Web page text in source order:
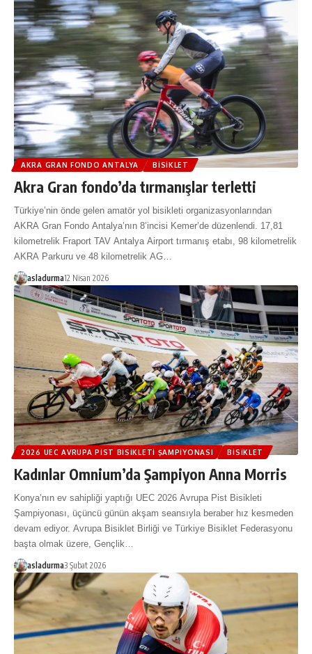
AKRA GRAN FONDO ANTALYA BISIKLET
Akra Gran fondo’da tırmanışlar terletti
Türkiye’nin önde gelen amatör yol bisikleti organizasyonlarından
AKRA Gran Fondo Antalya’nın 8’incisi Kemer’de düzenlendi. 17,81
kilometrelik Fraport TAV Antalya Airport tırmanış etabı, 98 kilometrelik
AKRA Parkuru ve 48 kilometrelik AG…
asladurma12 Nisan 2026
2026 UEC AVRUPA PIST BISIKLETI ŞAMPIYONASI BISIKLET
Kadınlar Omnium’da Şampiyon Anna Morris
Konya’nın ev sahipliği yaptığı UEC 2026 Avrupa Pist Bisikleti
Şampiyonası, üçüncü günün akşam seansıyla beraber hız kesmeden
devam ediyor. Avrupa Bisiklet Birliği ve Türkiye Bisiklet Federasyonu
başta olmak üzere, Gençlik…
asladurma3 Şubat 2026